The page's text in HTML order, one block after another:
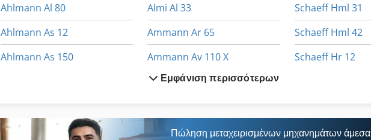
Ahlmann Al 80
Ahlmann As 12
Ahlmann As 150
Ahlmann As 90
Almi Al 33
Ammann Ar 65
Ammann Av 110 X
Ammann Av 12
Ammann Av 95
Schaeff Hml 31
Schaeff Hml 42
Schaeff Hr 12
Εμφάνιση περισσότερων
Πώληση μεταχειρισμένων μηχανημάτων άμεσα